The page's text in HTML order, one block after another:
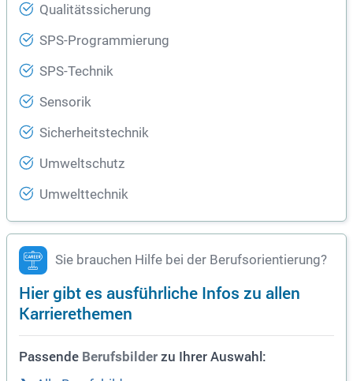
Qualitätssicherung
SPS-Programmierung
SPS-Technik
Sensorik
Sicherheitstechnik
Umweltschutz
Umwelttechnik
Sie brauchen Hilfe bei der Berufsorientierung?
Hier gibt es ausführliche Infos zu allen
Karrierethemen
Passende Berufsbilder zu Ihrer Auswahl: